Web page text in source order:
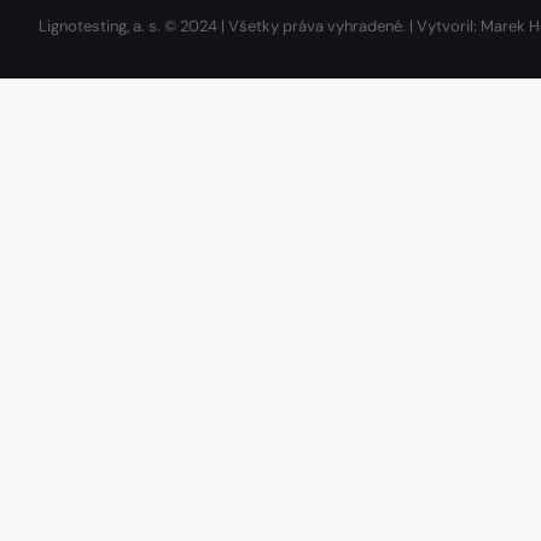
Lignotesting, a. s. © 2024 | Všetky práva vyhradené. | Vytvoril: Marek